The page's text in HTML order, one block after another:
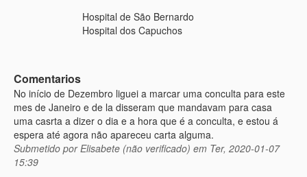
Hospital de São Bernardo
Hospital dos Capuchos
Comentarios
No início de Dezembro liguei a marcar uma conculta para este
mes de Janeiro e de la disseram que mandavam para casa
uma casrta a dizer o dia e a hora que é a conculta, e estou á
espera até agora não apareceu carta alguma.
Submetido porElisabete (não verificado) em Ter, 2020-01-07
15:39